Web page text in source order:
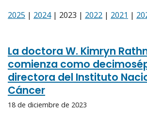
2025 | 2024| 2023 | 2022 | 2021 |
La doctora W. Kimryn
comienza como
directora del Instituto
Cáncer
18 de diciembre de 2023